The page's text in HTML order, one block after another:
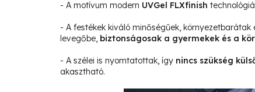
- A motívum modern UVGel FLXfinish
- A festékek kiváló minőségűek,
levegőbe, biztonságosak a gyermekek és a
- A szélei is nyomtatottak, így nincs szükség
akasztható.